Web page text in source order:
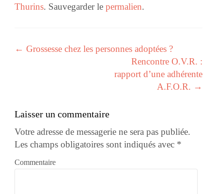
Thurins. Sauvegarder le permalien.
Navigation des articles
← Grossesse chez les personnes adoptées ?
Rencontre O.V.R. :
rapport d’une adhérente
A.F.O.R. →
Laisser un commentaire
Votre adresse de messagerie ne sera pas publiée.
Les champs obligatoires sont indiqués avec *
Commentaire